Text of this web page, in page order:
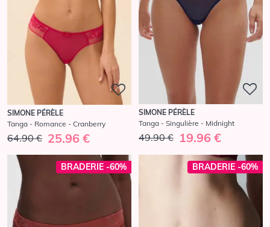
SIMONE PÉRÈLE
Tanga - Romance - Cranberry
64.90 € 25.96 €
SIMONE PÉRÈLE
Tanga - Singulière - Midnight
49.90 € 19.96 €
BRADERIE -60% BRADERIE -60%